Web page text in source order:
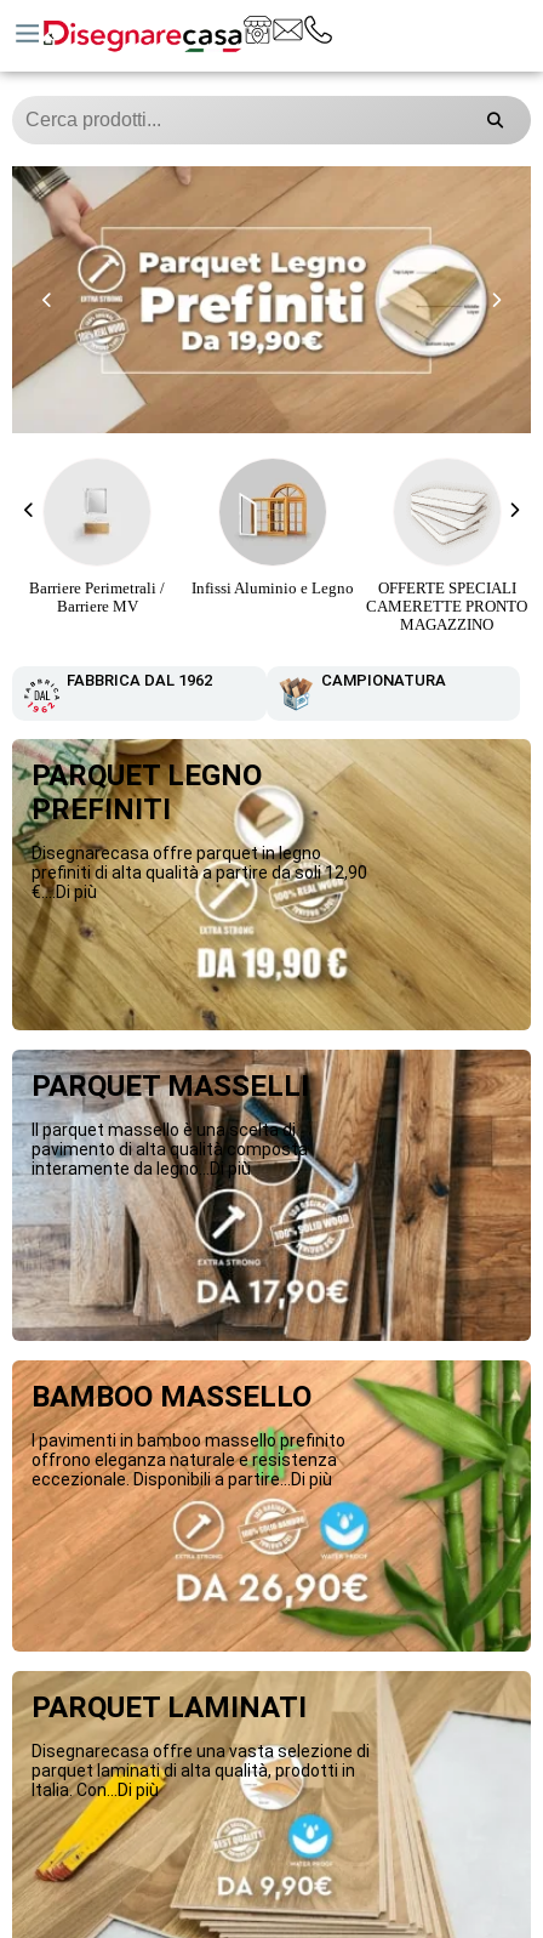
Barriere Perimetrali /
Barriere MV
Infissi Aluminio e Legno
OFFERTE SPECIALI
CAMERETTE PRONTO
MAGAZZINO
FABBRICA DAL 1962 CAMPIONATURA
PARQUET LEGNO
PREFINITI
Disegnarecasa offre parquet in legno
prefiniti di alta qualità a partire da soli 12,90
€....Di più
PARQUET MASSELLI
Il parquet massello è una scelta di
pavimento di alta qualità composta
interamente da legno...Di più
BAMBOO MASSELLO
I pavimenti in bamboo massello prefinito
offrono eleganza naturale e resistenza
eccezionale. Disponibili a partire...Di più
PARQUET LAMINATI
Disegnarecasa offre una vasta selezione di
parquet laminati di alta qualità, prodotti in
Italia. Con...Di più